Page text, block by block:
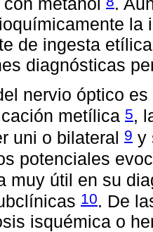
la
de ingesta
diagnósticas
nervio óptico
metílica 5,
uni o bilateral 9 y
potenciales
muy útil en su
10. De
isquémica o